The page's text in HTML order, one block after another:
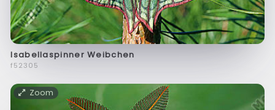
Isabellaspinner Weibchen
f52305
Zoom